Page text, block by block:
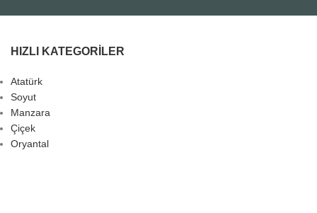
HIZLI KATEGORILER
Atatürk
Soyut
Manzara
Çiçek
Oryantal